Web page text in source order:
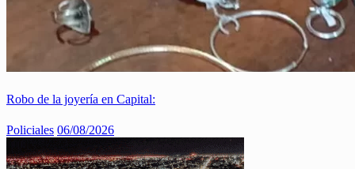
Robo de la joyería en Capital:
Policiales 06/08/2026